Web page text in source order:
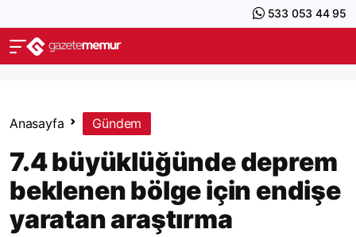
533 053 44 95
Anasayfa Gündem
7.4 büyüklüğünde deprem
beklenen bölge için endişe
yaratan araştırma